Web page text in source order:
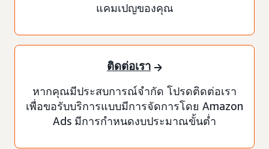
แคมเปญของคุณ
ติดต่อเรา
หากคุณมีประสบการณ์จำกัด โปรดติดต่อเรา
เพื่อขอรับบริการแบบมีการจัดการโดย Amazon
Ads มีการกำหนดงบประมาณขั้นต่ำ